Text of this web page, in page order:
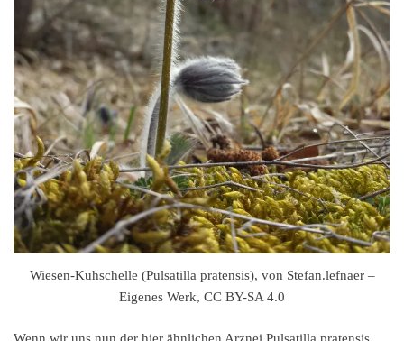
Wiesen-Kuhschelle (Pulsatilla pratensis), von Stefan.lefnaer –
Eigenes Werk, CC BY-SA 4.0